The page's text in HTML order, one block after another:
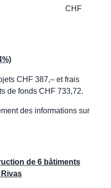
CHF
CHF 387,– et frais
de fonds CHF 733,72.
des informations sur
de 6 bâtiments